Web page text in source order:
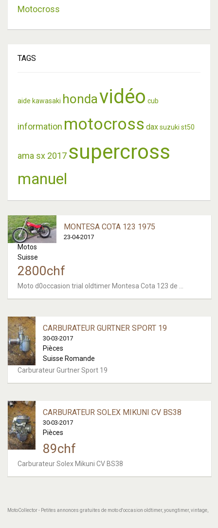
Motocross
TAGS
aide kawasaki hondavidéo cub
information motocross daxsuzuki st50
ama sx 2017 supercross
manuel
MONTESA COTA 123 1975
23-04-2017
Motos
Suisse
2800chf
Moto d0occasion trial oldtimer Montesa Cota 123 de ...
CARBURATEUR GURTNER SPORT 19
30-03-2017
Pièces
Suisse Romande
Carburateur Gurtner Sport 19
CARBURATEUR SOLEX MIKUNI CV BS38
30-03-2017
Pièces
89chf
Carburateur Solex Mikuni CV BS38
MotoCollector - Petites annonces gratuites de moto d'occasion oldtimer, youngtimer, vintage,